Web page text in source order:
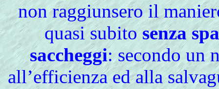
non raggiunsero il
quasi subitosenza
saccheggi: secondo un
all’efficienza ed alla